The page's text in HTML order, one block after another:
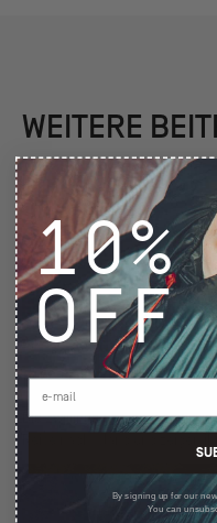
WEITERE
MIT
Die Zwillinge Roman &
10%
OFF
By signing up for our
You can